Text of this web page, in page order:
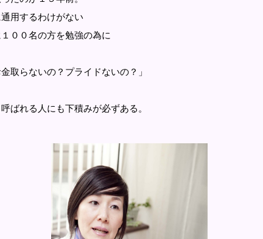
用するわけがない
００名の方を勉強の為に
取らないの？プライドないの？」
ばれる人にも下積みが必ずある。